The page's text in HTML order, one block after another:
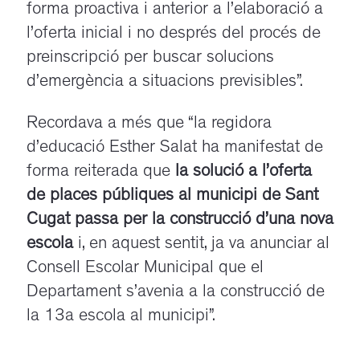
forma proactiva i anterior a l’elaboració a
l’oferta inicial i no després del procés de
preinscripció per buscar solucions
d’emergència a situacions previsibles”.
Recordava a més que “la regidora
d’educació Esther Salat ha manifestat de
forma reiterada que la solució a l’oferta
de places públiques al municipi de Sant
Cugat passa per la construcció d’una nova
escolai, en aquest sentit, ja va anunciar al
Consell Escolar Municipal que el
Departament s’avenia a la construcció de
la 13a escola al municipi”.